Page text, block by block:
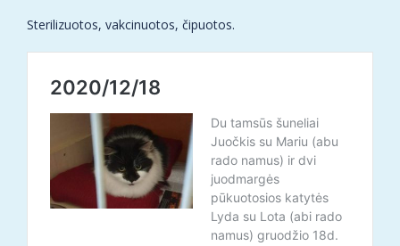
Sterilizuotos, vakcinuotos, čipuotos.